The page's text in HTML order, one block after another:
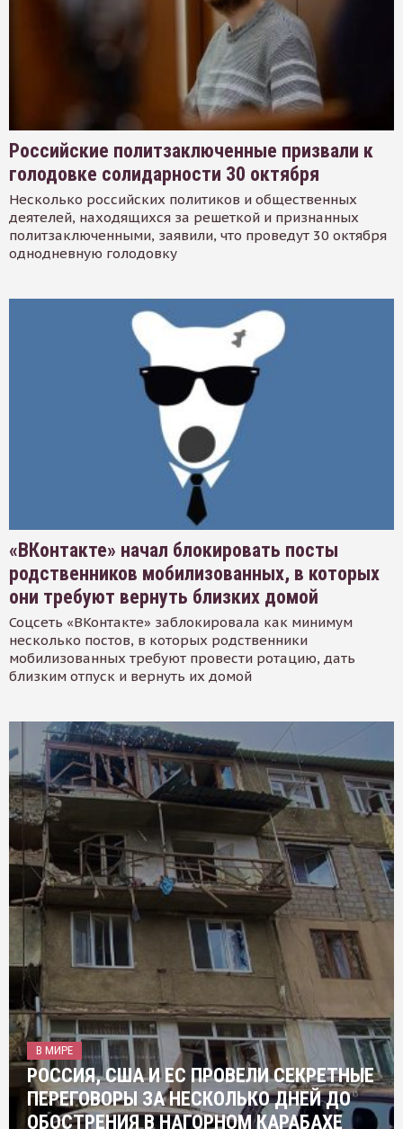
Российские политзаключенные призвали к
голодовке солидарности 30 октября
Несколько российских политиков и общественных
деятелей, находящихся за решеткой и признанных
политзаключенными, заявили, что проведут 30 октября
однодневную голодовку
«ВКонтакте» начал блокировать посты
родственников мобилизованных, в которых
они требуют вернуть близких домой
Соцсеть «ВКонтакте» заблокировала как минимум
несколько постов, в которых родственники
мобилизованных требуют провести ротацию, дать
близким отпуск и вернуть их домой
В МИРЕ
РОССИЯ, США И ЕС ПРОВЕЛИ СЕКРЕТНЫЕ
ПЕРЕГОВОРЫ ЗА НЕСКОЛЬКО ДНЕЙ ДО
ОБОСТРЕНИЯ В НАГОРНОМ КАРАБАХЕ